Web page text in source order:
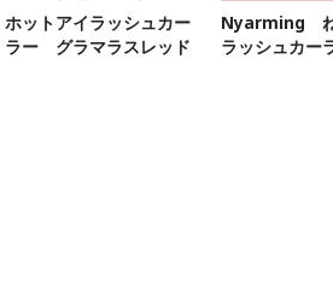
ホットアイラッシュカー
ラー グラマラスレッド
Nyarming
ラッシュカー